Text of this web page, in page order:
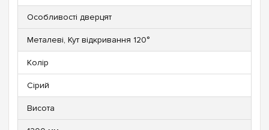
Особливості дверцят
Металеві, Кут відкривання 120°
Колір
Сірий
Висота